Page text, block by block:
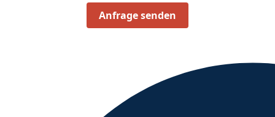
Anfrage senden